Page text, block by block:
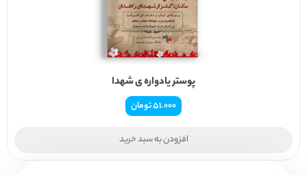
پوستر یادواره ی شهدا
51.000تومان
افزودن به سبد خرید